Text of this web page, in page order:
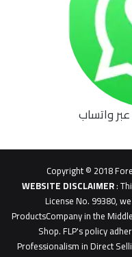
واتساب
Copyright © 2018
WEBSITE DISCLAIMER:
License No. 99380,
ProductsCompany in the
Shop. FLP's policy
Professionalism in Direct